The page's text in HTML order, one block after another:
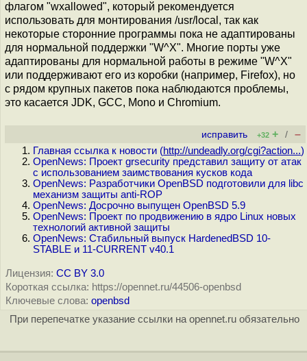
флагом "wxallowed", который рекомендуется
использовать для монтирования /usr/local, так как
некоторые сторонние программы пока не адаптированы
для нормальной поддержки "W^X". Многие порты уже
адаптированы для нормальной работы в режиме "W^X"
или поддерживают его из коробки (например, Firefox), но
с рядом крупных пакетов пока наблюдаются проблемы,
это касается JDK, GCC, Mono и Chromium.
исправить +32 + / –
Главная ссылка к новости (http://undeadly.org/cgi?action...)
OpenNews: Проект grsecurity представил защиту от атак
с использованием заимствования кусков кода
OpenNews: Разработчики OpenBSD подготовили для libc
механизм защиты anti-ROP
OpenNews: Досрочно выпущен OpenBSD 5.9
OpenNews: Проект по продвижению в ядро Linux новых
технологий активной защиты
OpenNews: Стабильный выпуск HardenedBSD 10-
STABLE и 11-CURRENT v40.1
Лицензия: CC BY 3.0
Короткая ссылка: https://opennet.ru/44506-openbsd
Ключевые слова: openbsd
При перепечатке указание ссылки на opennet.ru обязательно